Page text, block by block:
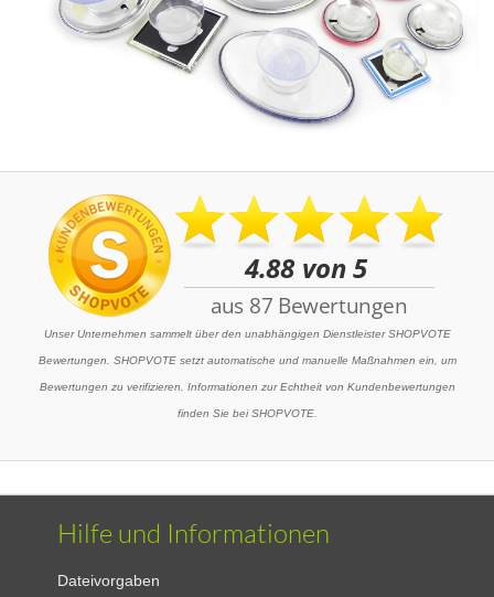
Unser Unternehmen sammelt über den unabhängigen Dienstleister SHOPVOTE
Bewertungen. SHOPVOTE setzt automatische und manuelle Maßnahmen ein, um
Bewertungen zu verifizieren. Informationen zur Echtheit von Kundenbewertungen
finden Sie bei SHOPVOTE.
Hilfe und Informationen
Dateivorgaben